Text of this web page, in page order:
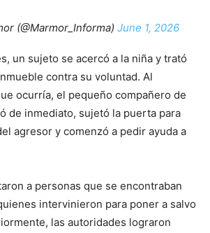
(@Marmor_Informa) June 1, 2026
un sujeto se acercó a la niña y trató
contra su voluntad. Al
ocurría, el pequeño compañero de
de inmediato, sujetó la puerta para
agresor y comenzó a pedir ayuda a
a personas que se encontraban
intervinieron para poner a salvo
las autoridades lograron